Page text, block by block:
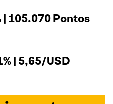
| 105.070 Pontos
| 5,65/USD